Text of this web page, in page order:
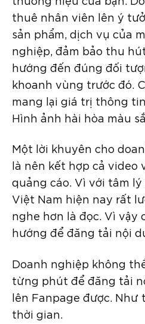
thuê nhân viên lên ý
sản phẩm, dịch vụ của
nghiệp, đảm bảo thu
hướng đến đúng đối
khoanh vùng trước đó.
mang lại giá trị thông
Hình ảnh hài hòa màu
Một lời khuyên cho
là nên kết hợp cả video
quảng cáo. Vì với tâm
Việt Nam hiện nay rất
nghe hơn là đọc. Vì vậy
hướng để đăng tải nội
Doanh nghiệp không
từng phút để đăng tải
lên Fanpage được. Như
thời gian.